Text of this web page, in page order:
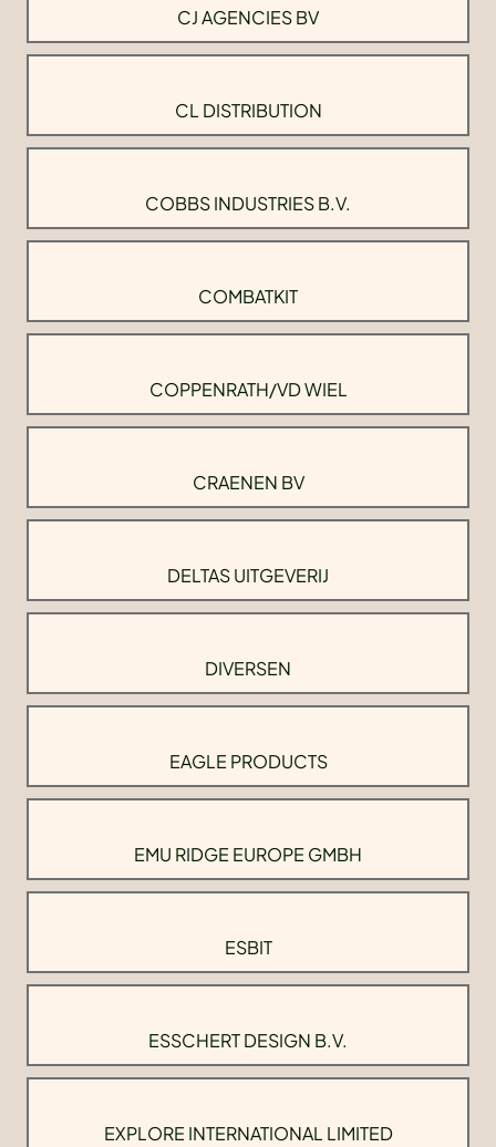
CJ AGENCIES BV
CL DISTRIBUTION
COBBS INDUSTRIES B.V.
COMBATKIT
COPPENRATH/VD WIEL
CRAENEN BV
DELTAS UITGEVERIJ
DIVERSEN
EAGLE PRODUCTS
EMU RIDGE EUROPE GMBH
ESBIT
ESSCHERT DESIGN B.V.
EXPLORE INTERNATIONAL LIMITED